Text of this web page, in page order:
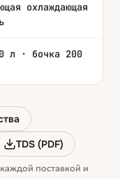
охлаждающая
л · бочка 200
TDS (PDF)
поставкой и